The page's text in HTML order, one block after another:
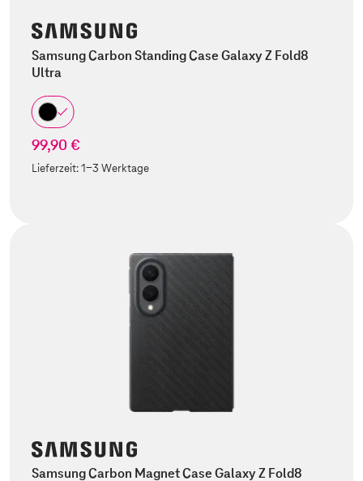
Samsung Carbon Standing Case Galaxy Z Fold8
Ultra
99,90 €
Lieferzeit:1-3 Werktage
Samsung Carbon Magnet Case Galaxy Z Fold8